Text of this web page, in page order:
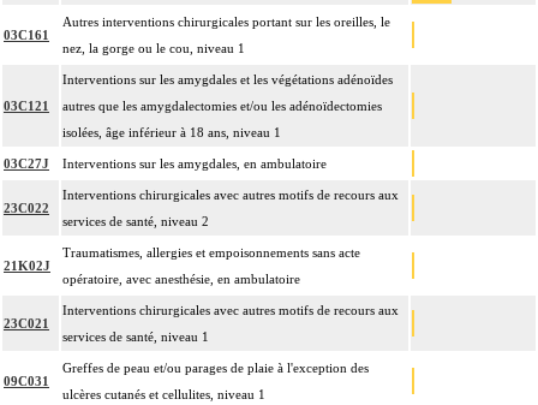
03C161
Autres interventions chirurgicales portant sur les oreilles, le
nez, la gorge ou le cou, niveau 1
03C121
Interventions sur les amygdales et les végétations adénoïdes
autres que les amygdalectomies et/ou les adénoïdectomies
isolées, âge inférieur à 18 ans, niveau 1
03C27J Interventions sur les amygdales, en ambulatoire
23C022
Interventions chirurgicales avec autres motifs de recours aux
services de santé, niveau 2
21K02J
Traumatismes, allergies et empoisonnements sans acte
opératoire, avec anesthésie, en ambulatoire
23C021
Interventions chirurgicales avec autres motifs de recours aux
services de santé, niveau 1
09C031
Greffes de peau et/ou parages de plaie à l'exception des
ulcères cutanés et cellulites, niveau 1